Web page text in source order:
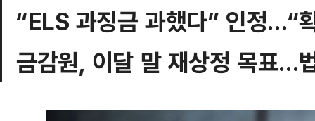
“ELS 과징금 과했다” 인정…“
금감원, 이달 말 재상정 목표…